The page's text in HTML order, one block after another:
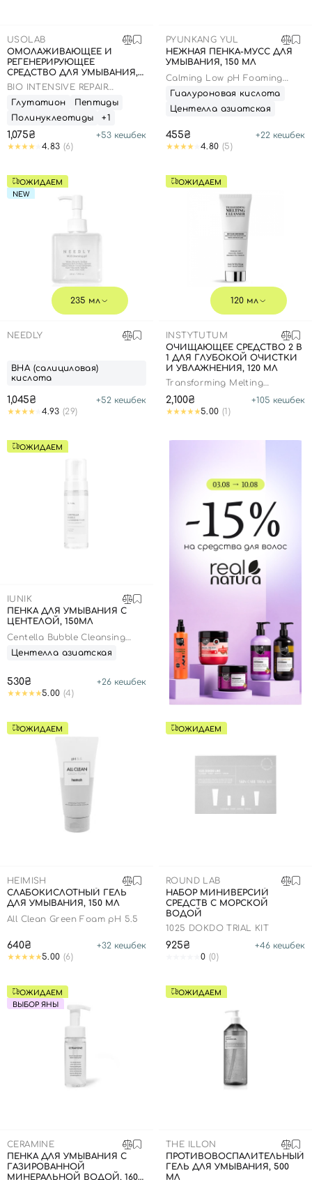
Карбокситерапия
Бьюти Гаджеты
Автозагар
Наборы
Шея и декольте
Для мужчин
Для детей
Для мужчин
Интимный уход
Автозагар
USOLAB
ОМОЛАЖИВАЮЩЕЕ И
РЕГЕНЕРИРУЮЩЕЕ
СРЕДСТВО ДЛЯ УМЫВАНИЯ,
150 МЛ
BIO INTENSIVE REPAIR
CLEANSER
Глутатион
Пептиды
Полинуклеотиды
+1
1,075₴ +53 кешбек
4.83 (6)
PYUNKANG YUL
НЕЖНАЯ ПЕНКА-МУСС ДЛЯ
УМЫВАНИЯ, 150 МЛ
Calming Low pH Foaming
Cleanser
Гиалуроновая кислота
Центелла азиатская
455₴ +22 кешбек
4.80 (5)
ОЖИДАЕМ
NEW
235 мл
NEEDLY
ВНА (салициловая)
кислота
1,045₴ +52 кешбек
4.93 (29)
ОЖИДАЕМ
120 мл
INSTYTUTUM
ОЧИЩАЮЩЕЕ СРЕДСТВО 2 В
1 ДЛЯ ГЛУБОКОЙ ОЧИСТКИ
И УВЛАЖНЕНИЯ, 120 МЛ
Transforming Melting
2,100₴ +105 кешбек
5.00 (1)
ОЖИДАЕМ
IUNIK
ПЕНКА ДЛЯ УМЫВАНИЯ С
ЦЕНТЕЛОЙ, 150МЛ
Centella Bubble Cleansing
Foam
Центелла азиатская
530₴ +26 кешбек
5.00 (4)
ОЖИДАЕМ
HEIMISH
СЛАБОКИСЛОТНЫЙ ГЕЛЬ
ДЛЯ УМЫВАНИЯ, 150 МЛ
All Clean Green Foam pH 5.5
640₴ +32 кешбек
5.00 (6)
ОЖИДАЕМ
ROUND LAB
НАБОР МИНИВЕРСИЙ
СРЕДСТВ С МОРСКОЙ
ВОДОЙ
1025 DOKDO TRIAL KIT
925₴ +46 кешбек
0 (0)
ОЖИДАЕМ
ВЫБОР ЯНЫ
CERAMINE
ПЕНКА ДЛЯ УМЫВАНИЯ С
ГАЗИРОВАННОЙ
МИНЕРАЛЬНОЙ ВОДОЙ, 160
ОЖИДАЕМ
THE ILLON
ПРОТИВОВОСПАЛИТЕЛЬНЫЙ
ГЕЛЬ ДЛЯ УМЫВАНИЯ, 500
МЛ